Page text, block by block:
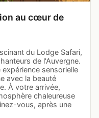
au cœur de
du Lodge Safari,
de l'Auvergne.
sensorielle
avec la beauté
À votre arrivée,
chaleureuse
vous, après une